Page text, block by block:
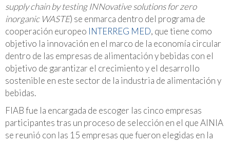
supply chain by testing INNovative solutions for zero
inorganic WASTE) se enmarca dentro del programa de
cooperación europeo INTERREG MED, que tiene como
objetivo la innovación en el marco de la economía circular
dentro de las empresas de alimentación y bebidas con el
objetivo de garantizar el crecimiento y el desarrollo
sostenible en este sector de la industria de alimentación y
bebidas.
FIAB fue la encargada de escoger las cinco empresas
participantes tras un proceso de selección en el que AINIA
se reunió con las 15 empresas que fueron elegidas en la